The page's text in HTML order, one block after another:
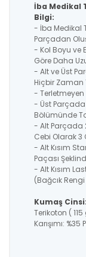
İba Medikal
Bilgi:
- İba Medikal
Parçadan
- Kol Boyu ve
Göre Daha
- Alt ve Üst
Hiçbir Zaman
- Terletmeyen
- Üst Parçada
Bölümünde
- Alt Parçada
Cebi Olarak 3
- Alt Kısım
Paçası
- Alt Kısım
(Bağcık
Kumaş Cinsi:
Terikoton (
Karışımı: